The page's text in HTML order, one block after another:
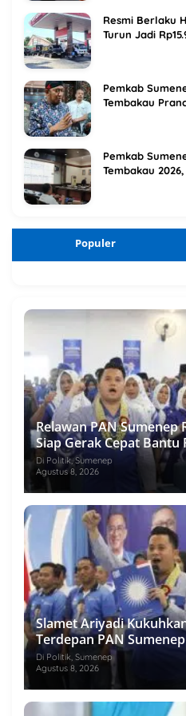
Resmi Berlaku
Turun Jadi
Pemkab
Tembakau
Pemkab
Tembakau
Populer
Relawan PAN Sumenep
Siap Gerak Cepat Bantu
Di Politik, Sumenep
Agustus 8, 2026
Slamet Ariyadi
Terdepan PAN Sumenep
Di Politik, Sumenep
Agustus 8, 2026